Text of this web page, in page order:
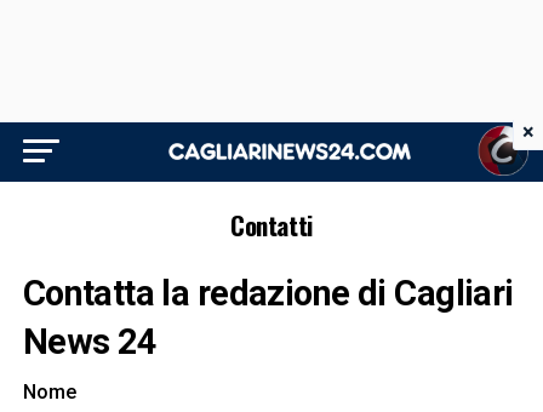
Contatti
Contatta la redazione di Cagliari
News 24
Nome
×